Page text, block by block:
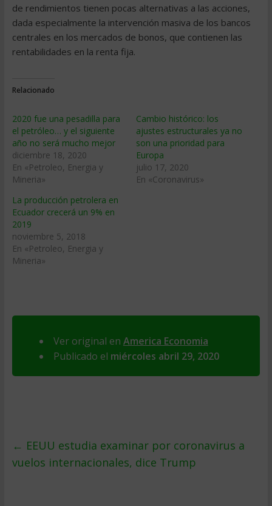
de rendimientos tienen pocas alternativas a las acciones,
dada especialmente la intervención masiva de los bancos
centrales en los mercados de bonos, que contienen las
rentabilidades en la renta fija.
Relacionado
2020 fue una pesadilla para
el petróleo… y el siguiente
año no será mucho mejor
diciembre 18, 2020
En «Petroleo, Energia y
Mineria»
Cambio histórico: los
ajustes estructurales ya no
son una prioridad para
Europa
julio 17, 2020
En «Coronavirus»
La producción petrolera en
Ecuador crecerá un 9% en
2019
noviembre 5, 2018
En «Petroleo, Energia y
Mineria»
Ver original en America Economia
Publicado el miércoles abril 29, 2020
← EEUU estudia examinar por coronavirus a
vuelos internacionales, dice Trump